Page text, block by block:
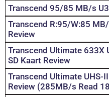
Transcend 95/85 MB/s
Transcend R:95/W:85
Review
Transcend Ultimate 633X
SD Kaart Review
Transcend Ultimate UHS-
Review (285MB/s Read